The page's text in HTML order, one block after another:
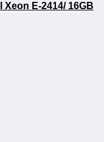
Xeon E-2414/ 16GB